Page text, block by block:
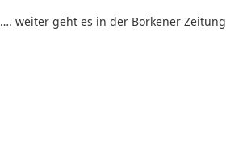
…. weiter geht es in der Borkener Zeitung